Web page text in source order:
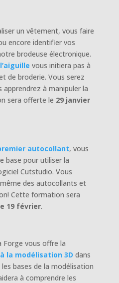
un vêtement, vous faire
encore identifier vos
brodeuse électronique.
vous initiera pas à
de broderie. Vous serez
à manipuler la
sera offerte le 29 janvier
autocollant, vous
base pour utiliser la
Cutstudio. Vous
des autocollants et
Cette formation sera
19 février.
Forge vous offre la
la modélisation 3D dans
bases de la modélisation
à comprendre les